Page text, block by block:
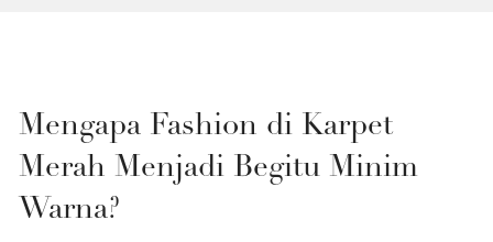
Mengapa Fashion di Karpet
Merah Menjadi Begitu Minim
Warna?